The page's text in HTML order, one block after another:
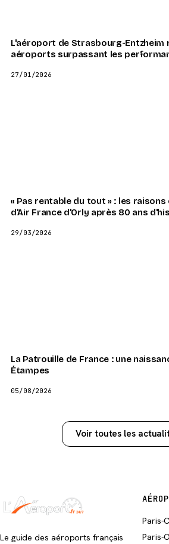
L'aéroport de Strasbourg-Entzheim
aéroports surpassant les
27/01/2026
« Pas rentable du tout » : les
d'Air France d'Orly après 80 ans
29/03/2026
La Patrouille de France : une
Étampes
05/08/2026
Voir toutes les
Le guide des aéroports français
Paris-
Paris-